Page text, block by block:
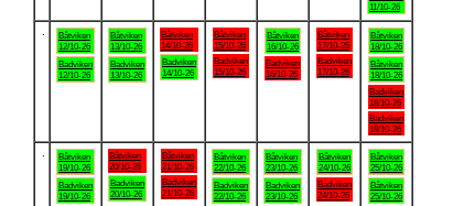
11/10-26
Båtviken
12/10-26
Badviken
12/10-26
Båtviken
13/10-26
Badviken
13/10-26
Båtviken
14/10-26
Badviken
14/10-26
Båtviken
15/10-26
Badviken
15/10-26
Båtviken
16/10-26
Badviken
16/10-26
Båtviken
17/10-26
Badviken
17/10-26
Båtviken
18/10-26
Båtviken
18/10-26
Badviken
18/10-26
Badviken
18/10-26
Båtviken
19/10-26
Badviken
19/10-26
Båtviken
20/10-26
Badviken
20/10-26
Båtviken
21/10-26
Badviken
21/10-26
Båtviken
22/10-26
Badviken
22/10-26
Båtviken
23/10-26
Badviken
23/10-26
Båtviken
24/10-26
Badviken
24/10-26
Båtviken
25/10-26
Båtviken
25/10-26